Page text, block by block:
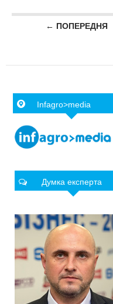
Posts navigation
← ПОПЕРЕДНЯ
Infagro>media
Думка експерта